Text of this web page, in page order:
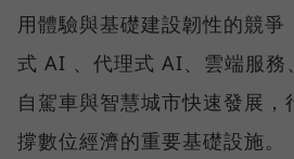
用體驗與基礎建設韌性的競爭
式 AI 、代理式 AI、雲端服務
自駕車與智慧城市快速發展，
撐數位經濟的重要基礎設施。